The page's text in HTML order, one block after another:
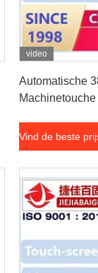
video
Automatische
Vind de beste